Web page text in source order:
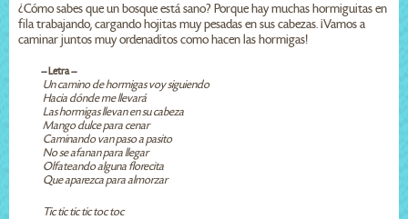
¿Cómo sabes que un bosque está sano? Porque hay muchas hormiguitas en
fila trabajando, cargando hojitas muy pesadas en sus cabezas. ¡Vamos a
caminar juntos muy ordenaditos como hacen las hormigas!
-- Letra --
Un camino de hormigas voy siguiendo
Hacia dónde me llevará
Las hormigas llevan en su cabeza
Mango dulce para cenar
Caminando van paso a pasito
No se afanan para llegar
Olfateando alguna florecita
Que aparezca para almorzar
Tic tic tic tic toc toc